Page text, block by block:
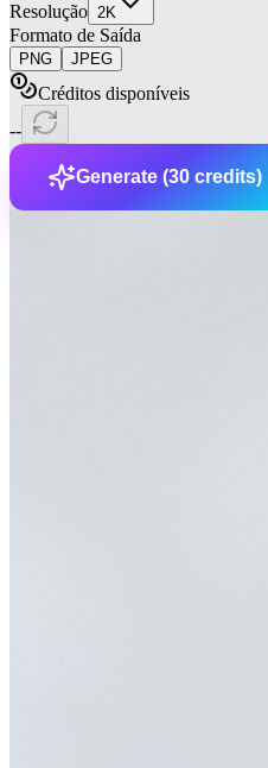
Resolução 2K
Formato de Saída
PNG JPEG
Créditos disponíveis
--
Generate (30 credits)